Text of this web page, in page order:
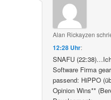
Alan Rickayzen
12:28 Uhr:
SNAFU
Software Firma
passend: HiPPO
Opinion Wins**